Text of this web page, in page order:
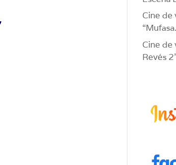
Cine de
Cine de
Revés